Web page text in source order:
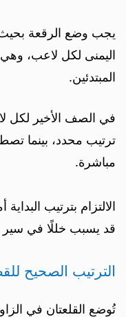
يجب وضع الرقعة بحيث
اليمنى لكل لاعب،
المبتدئين.
في الصف الأخير لكل
ترتيب محدد، بينما
مباشرة.
الالتزام بترتيب
قد يسبب خللًا في سير
الترتيب الصحيح
تُوضع القلعتان في